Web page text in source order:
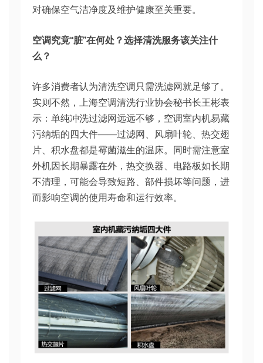
对确保空气洁净度及维护健康至关重要。
空调究竟“脏”在何处？选择清洗服务该关注什
么？​
许多消费者认为清洗空调只需洗滤网就足够了。
实则不然，上海空调清洗行业协会秘书长王彬表
示：单纯冲洗过滤网远远不够，空调室内机易藏
污纳垢的四大件——过滤网、风扇叶轮、热交翅
片、积水盘都是霉菌滋生的温床。同时需注意室
外机因长期暴露在外，热交换器、电路板如长期
不清理，可能会导致短路、部件损坏等问题，进
而影响空调的使用寿命和运行效率。